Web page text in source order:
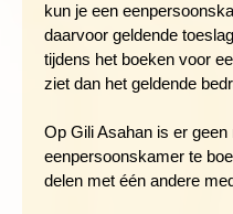
kun je een
daarvoor geldende
tijdens het boeken voor
ziet dan het geldende
Op Gili Asahan is er
eenpersoonskamer te
delen met één andere